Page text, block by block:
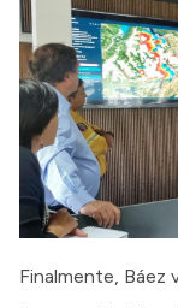
Finalmente, Báez